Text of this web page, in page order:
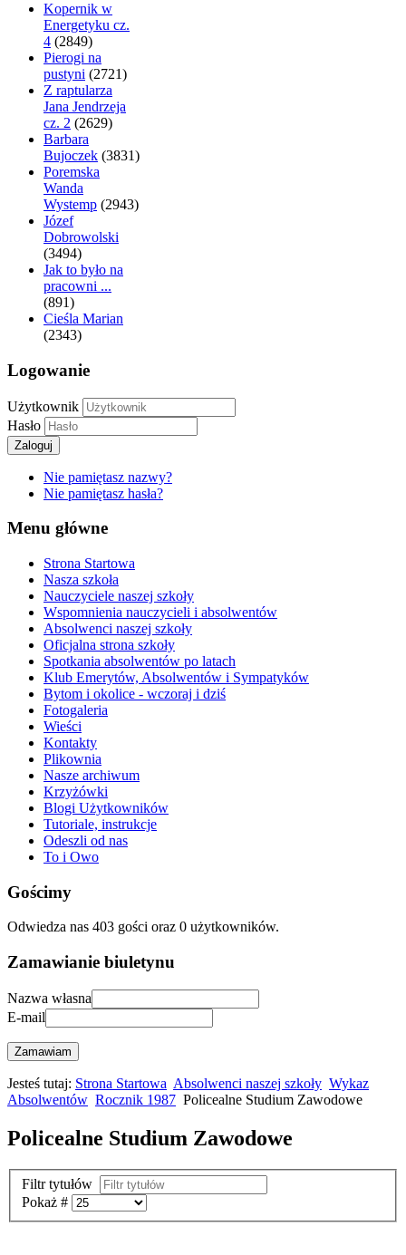
Kopernik w
Energetyku cz.
4 (2849)
Pierogi na
pustyni (2721)
Z raptularza
Jana Jendrzeja
cz. 2 (2629)
Barbara
Bujoczek (3831)
Poremska
Wanda
Wystemp (2943)
Józef
Dobrowolski
(3494)
Jak to było na
pracowni ...
(891)
Cieśla Marian
(2343)
Logowanie
Użytkownik
Hasło
Zaloguj
Nie pamiętasz nazwy?
Nie pamiętasz hasła?
Menu główne
Strona Startowa
Nasza szkoła
Nauczyciele naszej szkoły
Wspomnienia nauczycieli i absolwentów
Absolwenci naszej szkoły
Oficjalna strona szkoły
Spotkania absolwentów po latach
Klub Emerytów, Absolwentów i Sympatyków
Bytom i okolice - wczoraj i dziś
Fotogaleria
Wieści
Kontakty
Plikownia
Nasze archiwum
Krzyżówki
Blogi Użytkowników
Tutoriale, instrukcje
Odeszli od nas
To i Owo
Gościmy
Odwiedza nas 403 gości oraz 0 użytkowników.
Zamawianie biuletynu
Nazwa własna
E-mail
Zamawiam
Jesteś tutaj: Strona Startowa Absolwenci naszej szkoły Wykaz
Absolwentów Rocznik 1987 Policealne Studium Zawodowe
Policealne Studium Zawodowe
Filtr tytułów
Pokaż #